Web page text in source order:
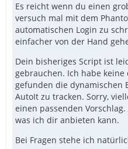
Es reicht wenn du einen
versuch mal mit dem
automatischen Login zu
einfacher von der Hand
Dein bisheriges Script ist
gebrauchen. Ich habe
gefunden die dynamischen
AutoIt zu tracken. Sorry,
einen passenden
was ich dir anbieten kann.
Bei Fragen stehe ich